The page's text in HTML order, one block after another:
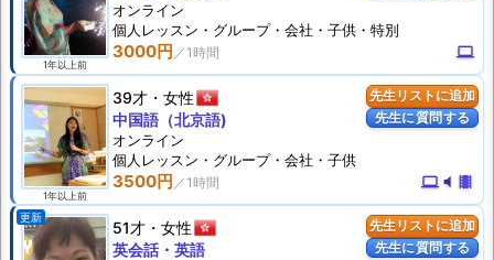
1年以上前
3000円 computer
オンライン
個人 レッスン ・グループ・会社・子供・特別
先生リストに追加
先生に質問する
1年以上前
39才 女性
3500円 computer volume_mute theaters
中国語（北京語)
オンライン
個人 レッスン ・グループ・会社・子供
先生リストに追加
先生に質問する
更新
51才 女性
英会話・英語